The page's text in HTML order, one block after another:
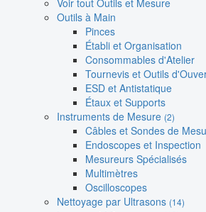
Outils à Main
Pinces
Établi et Organisation
Consommables d'Atelier
Tournevis et Outils
ESD et Antistatique
Étaux et Supports
Instruments de Mesure (2)
Câbles et Sondes de
Endoscopes et Inspection
Mesureurs Spécialisés
Multimètres
Oscilloscopes
Nettoyage par Ultrasons (14)